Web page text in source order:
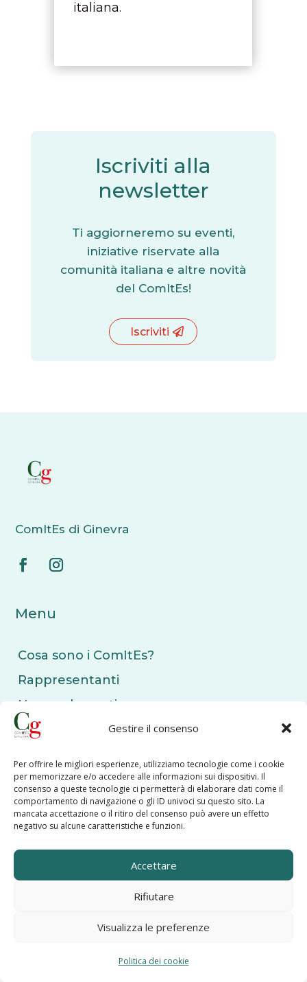
Planifier du temps avec moi
Gestire il consenso
Per offrire le migliori esperienze, utilizziamo tecnologie come i cookie
per memorizzare e/o accedere alle informazioni sui dispositivi. Il
consenso a queste tecnologie ci permetterà di elaborare dati come il
comportamento di navigazione o gli ID univoci su questo sito. La
mancata accettazione o il ritiro del consenso può avere un effetto
negativo su alcune caratteristiche e funzioni.
Accettare
Rifiutare
Visualizza le preferenze
Politica dei cookie
italiana.
Iscriviti alla
newsletter
Ti aggiorneremo su eventi,
iniziative riservate alla
comunità italiana e altre novità
del ComItEs!
Iscriviti
ComItEs di Ginevra
Menu
Cosa sono i ComItEs?
Rappresentanti
News ed eventi
Verbali
Politiche
Politica Sulla Privacy
segreteria@comites-ginevra.ch